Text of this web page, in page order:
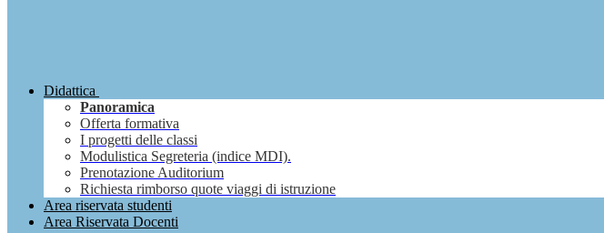
Didattica
Panoramica
Offerta formativa
I progetti delle classi
Modulistica Segreteria (indice MDI).
Prenotazione Auditorium
Richiesta rimborso quote viaggi di istruzione
Area riservata studenti
Area Riservata Docenti